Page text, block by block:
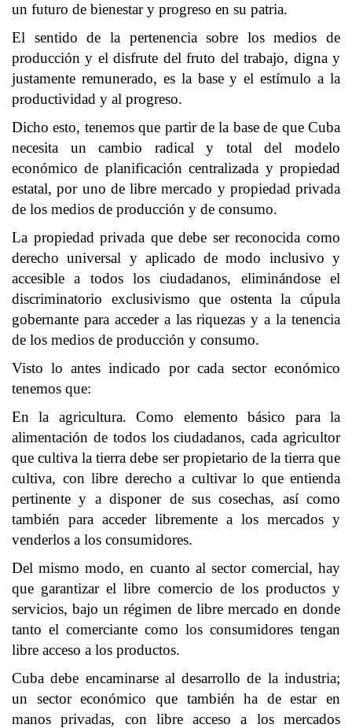
un futuro de bienestar y progreso en su patria.
El sentido de la pertenencia sobre los medios de
producción y el disfrute del fruto del trabajo, digna y
justamente remunerado, es la base y el estímulo a la
productividad y al progreso.
Dicho esto, tenemos que partir de la base de que Cuba
necesita un cambio radical y total del modelo
económico de planificación centralizada y propiedad
estatal, por uno de libre mercado y propiedad privada
de los medios de producción y de consumo.
La propiedad privada que debe ser reconocida como
derecho universal y aplicado de modo inclusivo y
accesible a todos los ciudadanos, eliminándose el
discriminatorio exclusivismo que ostenta la cúpula
gobernante para acceder a las riquezas y a la tenencia
de los medios de producción y consumo.
Visto lo antes indicado por cada sector económico
tenemos que:
En la agricultura. Como elemento básico para la
alimentación de todos los ciudadanos, cada agricultor
que cultiva la tierra debe ser propietario de la tierra que
cultiva, con libre derecho a cultivar lo que entienda
pertinente y a disponer de sus cosechas, así como
también para acceder libremente a los mercados y
venderlos a los consumidores.
Del mismo modo, en cuanto al sector comercial, hay
que garantizar el libre comercio de los productos y
servicios, bajo un régimen de libre mercado en donde
tanto el comerciante como los consumidores tengan
libre acceso a los productos.
Cuba debe encaminarse al desarrollo de la industria;
un sector económico que también ha de estar en
manos privadas, con libre acceso a los mercados